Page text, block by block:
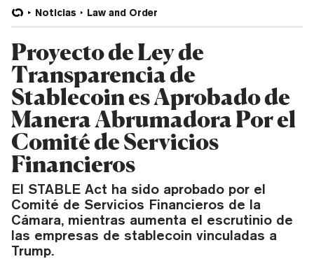
Noticias Law and Order
Proyecto de Ley de
Transparencia de
Stablecoin es Aprobado de
Manera Abrumadora Por el
Comité de Servicios
Financieros
El STABLE Act ha sido aprobado por el
Comité de Servicios Financieros de la
Cámara, mientras aumenta el escrutinio de
las empresas de stablecoin vinculadas a
Trump.